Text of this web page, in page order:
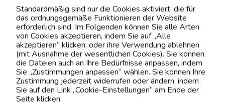
Kontaktiere uns!
0151 12200811
shop@yourhouse24.eu
Mo. - Fr. 07:00-15:00
Standardmäßig sind nur die Cookies aktiviert, die für
das ordnungsgemäße Funktionieren der Website
erforderlich sind. Im Folgenden können Sie alle Arten
von Cookies akzeptieren, indem Sie auf „Alle
akzeptieren“ klicken, oder ihre Verwendung ablehnen
(mit Ausnahme der wesentlichen Cookies). Sie können
die Dateien auch an Ihre Bedürfnisse anpassen, indem
Sie „Zustimmungen anpassen“ wählen. Sie können Ihre
Zustimmung jederzeit widerrufen oder ändern, indem
Sie auf den Link „Cookie-Einstellungen“ am Ende der
Seite klicken.